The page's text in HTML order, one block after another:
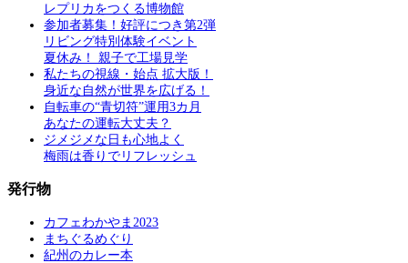
レプリカをつくる博物館
参加者募集！好評につき第2弾
リビング特別体験イベント
夏休み！ 親子で工場見学
私たちの視線・始点 拡大版！
身近な自然が世界を広げる！
自転車の“青切符”運用3カ月
あなたの運転大丈夫？
ジメジメな日も心地よく
梅雨は香りでリフレッシュ
発行物
カフェわかやま2023
まちぐるめぐり
紀州のカレー本